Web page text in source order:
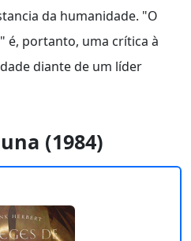
da humanidade. "O
é, portanto, uma crítica à
diante de um líder
(1984)